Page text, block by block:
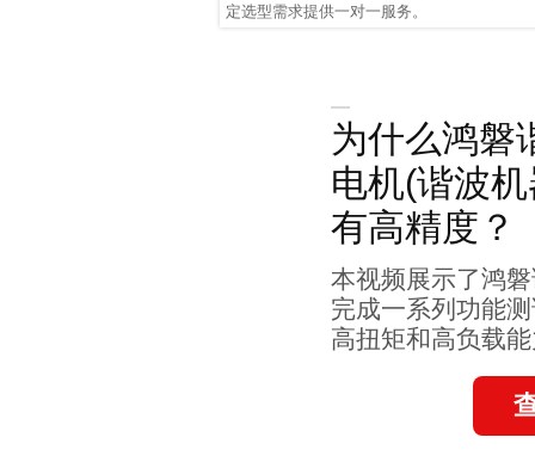
定选型需求提供一对一服务。
为什么鸿磐
电机(谐波
有高精度？
本视频展示了鸿
完成一系列功能
高扭矩和高负载